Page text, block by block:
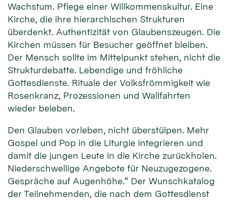
Wachstum. Pflege einer Willkommenskultur. Eine
Kirche, die ihre hierarchischen Strukturen
überdenkt. Authentizität von Glaubenszeugen. Die
Kirchen müssen für Besucher geöffnet bleiben.
Der Mensch sollte im Mittelpunkt stehen, nicht die
Strukturdebatte. Lebendige und fröhliche
Gottesdienste. Rituale der Volksfrömmigkeit wie
Rosenkranz, Prozessionen und Wallfahrten
wieder beleben.
Den Glauben vorleben, nicht überstülpen. Mehr
Gospel und Pop in die Liturgie integrieren und
damit die jungen Leute in die Kirche zurückholen.
Niederschwellige Angebote für Neuzugezogene.
Gespräche auf Augenhöhe.“ Der Wunschkatalog
der Teilnehmenden, die nach dem Gottesdienst